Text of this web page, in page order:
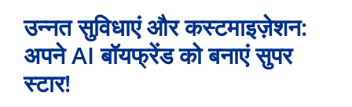
उन्नत सुविधाएं और कस्टमाइज़ेशन:
अपने AI बॉयफ्रेंड को बनाएं सुपर
स्टार!